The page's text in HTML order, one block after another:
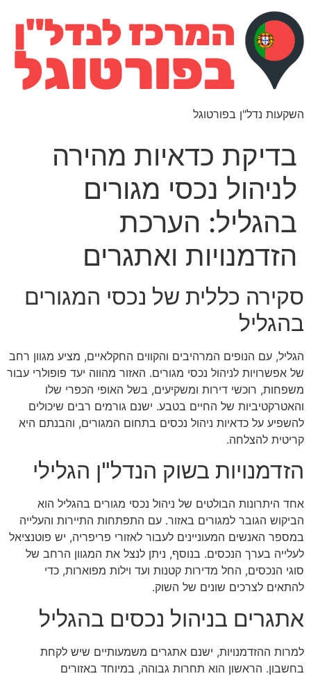
השקעות נדל"ן בפורטוגל
בדיקת כדאיות מהירה
לניהול נכסי מגורים
בהגליל: הערכת
הזדמנויות ואתגרים
סקירה כללית של נכסי המגורים
בהגליל
הגליל, עם הנופים המרהיבים והקווים החקלאיים, מציע מגוון רחב
של אפשרויות לניהול נכסי מגורים. האזור מהווה יעד פופולרי עבור
משפחות, רוכשי דירות ומשקיעים, בשל האופי הכפרי שלו
והאטרקטיביות של החיים בטבע. ישנם גורמים רבים שיכולים
להשפיע על כדאיות ניהול נכסים בתחום המגורים, והבנתם היא
קריטית להצלחה.
הזדמנויות בשוק הנדל"ן הגלילי
אחד היתרונות הבולטים של ניהול נכסי מגורים בהגליל הוא
הביקוש הגובר למגורים באזור. עם התפתחות התיירות והעלייה
במספר האנשים המעוניינים לעבור לאזורי פריפריה, יש פוטנציאל
לעלייה בערך הנכסים. בנוסף, ניתן לנצל את המגוון הרחב של
סוגי הנכסים, החל מדירות קטנות ועד וילות מפוארות, כדי
להתאים לצרכים שונים של השוק.
אתגרים בניהול נכסים בהגליל
למרות ההזדמנויות, ישנם אתגרים משמעותיים שיש לקחת
בחשבון. הראשון הוא תחרות גבוהה, במיוחד באזורים